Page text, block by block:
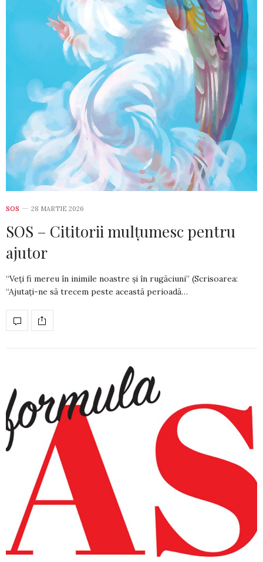
SOS 28 MARTIE 2026
SOS – Cititorii mulțumesc pentru
ajutor
“Veți fi mereu în inimile noastre și în rugăciuni” (Scrisoarea:
“Ajutați-ne să trecem peste această perioadă…